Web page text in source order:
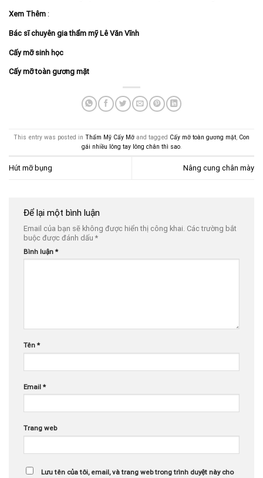
Xem Thêm :
Bác sĩ chuyên gia thẩm mỹ Lê Văn Vĩnh
Cấy mỡ sinh học
Cấy mỡ toàn gương mặt
This entry was posted in Thẩm Mỹ Cấy Mỡ and tagged Cấy mỡ toàn gương mặt Con
gái nhiều lông tay lông chân thì sao.
Hút mỡ bụng Nâng cung chân mày
Để lại một bình luận
Email của bạn sẽ không được hiển thị công khai. Các trường bắt
buộc được đánh dấu *
Bình luận *
Tên *
Email *
Trang web
Lưu tên của tôi, email, và trang web trong trình duyệt này cho